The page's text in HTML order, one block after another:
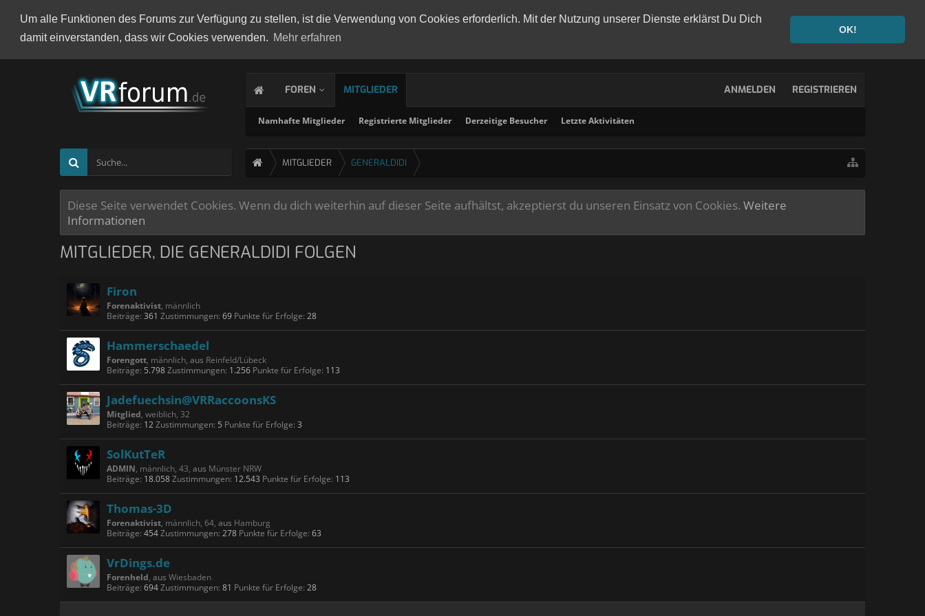
Um alle Funktionen des Forums zur Verfügung zu stellen, ist die Verwendung von Cookies erforderlich. Mit der Nutzung unserer Dienste erklärst Du Dich
damit einverstanden, dass wir Cookies verwenden. Mehr erfahren
OK!
FOREN MITGLIEDER
Namhafte Mitglieder Registrierte Mitglieder Derzeitige Besucher Letzte Aktivitäten
ANMELDEN REGISTRIEREN
MITGLIEDER GENERALDIDI
Diese Seite verwendet Cookies. Wenn du dich weiterhin auf dieser Seite aufhältst, akzeptierst du unseren Einsatz von Cookies. Weitere
Informationen
MITGLIEDER, DIE GENERALDIDI FOLGEN
Firon
Forenaktivist, männlich
Beiträge: 361 Zustimmungen: 69 Punkte für Erfolge: 28
Hammerschaedel
Forengott, männlich, aus Reinfeld/Lübeck
Beiträge: 5.798Zustimmungen: 1.256 Punkte für Erfolge: 113
Jadefuechsin@VRRaccoonsKS
Mitglied, weiblich, 32
Beiträge: 12Zustimmungen: 5 Punkte für Erfolge: 3
SolKutTeR
ADMIN, männlich, 43, aus Münster NRW
Beiträge: 18.058Zustimmungen: 12.543 Punkte für Erfolge: 113
Thomas-3D
Forenaktivist, männlich, 64, aus Hamburg
Beiträge: 454Zustimmungen: 278 Punkte für Erfolge: 63
VrDings.de
Forenheld, aus Wiesbaden
Beiträge: 694Zustimmungen: 81 Punkte für Erfolge: 28